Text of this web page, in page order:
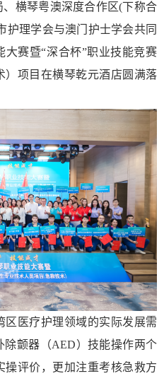
横琴粤澳深度合作区(下称合
护理学会与澳门护士学会共同
大赛暨“深合杯”职业技能竞赛
）项目在横琴乾元酒店圆满落
医疗护理领域的实际发展需
除颤器（AED）技能操作两个
评价，更加注重考核急救方